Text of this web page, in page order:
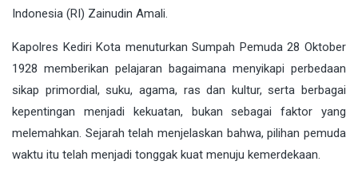
Indonesia (RI) Zainudin Amali.
Kapolres Kediri Kota menuturkan Sumpah Pemuda 28 Oktober
1928 memberikan pelajaran bagaimana menyikapi perbedaan
sikap primordial, suku, agama, ras dan kultur, serta berbagai
kepentingan menjadi kekuatan, bukan sebagai faktor yang
melemahkan. Sejarah telah menjelaskan bahwa, pilihan pemuda
waktu itu telah menjadi tonggak kuat menuju kemerdekaan.